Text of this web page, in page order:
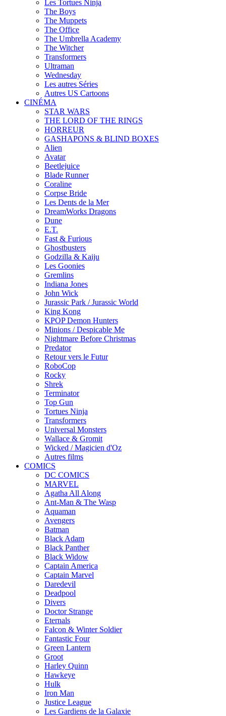
Les Tortues Ninja
The Boys
The Muppets
The Office
The Umbrella Academy
The Witcher
Transformers
Ultraman
Wednesday
Les autres Séries
Autres US Cartoons
CINÉMA
STAR WARS
THE LORD OF THE RINGS
HORREUR
GASHAPONS & BLIND BOXES
Alien
Avatar
Beetlejuice
Blade Runner
Coraline
Corpse Bride
Les Dents de la Mer
DreamWorks Dragons
Dune
E.T.
Fast & Furious
Ghostbusters
Godzilla & Kaiju
Les Goonies
Gremlins
Indiana Jones
John Wick
Jurassic Park / Jurassic World
King Kong
KPOP Demon Hunters
Minions / Despicable Me
Nightmare Before Christmas
Predator
Retour vers le Futur
RoboCop
Rocky
Shrek
Terminator
Top Gun
Tortues Ninja
Transformers
Universal Monsters
Wallace & Gromit
Wicked / Magicien d'Oz
Autres films
COMICS
DC COMICS
MARVEL
Agatha All Along
Ant-Man & The Wasp
Aquaman
Avengers
Batman
Black Adam
Black Panther
Black Widow
Captain America
Captain Marvel
Daredevil
Deadpool
Divers
Doctor Strange
Eternals
Falcon & Winter Soldier
Fantastic Four
Green Lantern
Groot
Harley Quinn
Hawkeye
Hulk
Iron Man
Justice League
Les Gardiens de la Galaxie